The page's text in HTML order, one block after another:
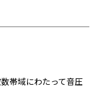
帯域にわたって音圧